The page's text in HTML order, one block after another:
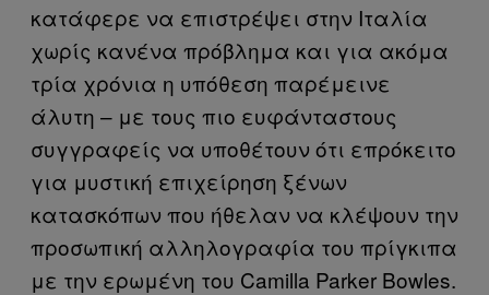
κατάφερε να επιστρέψει στην Ιταλία
χωρίς κανένα πρόβλημα και για ακόμα
τρία χρόνια η υπόθεση παρέμεινε
άλυτη – με τους πιο ευφάνταστους
συγγραφείς να υποθέτουν ότι επρόκειτο
για μυστική επιχείρηση ξένων
κατασκόπων που ήθελαν να κλέψουν την
προσωπική αλληλογραφία του πρίγκιπα
με την ερωμένη του Camilla Parker Bowles.